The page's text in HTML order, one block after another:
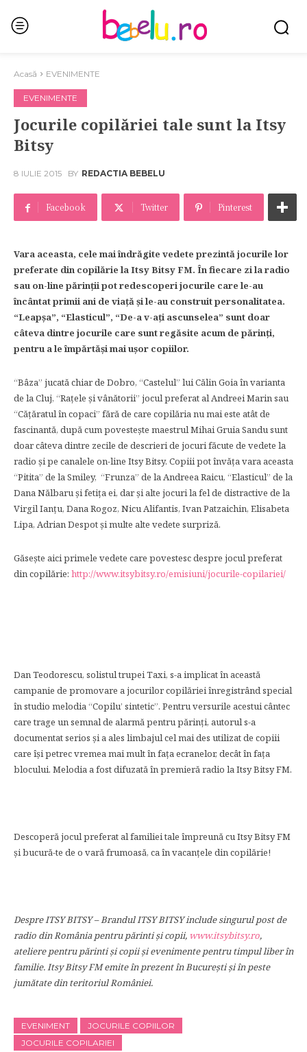
Acasă EVENIMENTE
EVENIMENTE
Jocurile copilăriei tale sunt la Itsy
Bitsy
8 IULIE 2015 BY REDACTIA BEBELU
Facebook Twitter Pinterest
Vara aceasta, cele mai îndrăgite vedete prezintă jocurile lor
preferate din copilărie la Itsy Bitsy FM. În fiecare zi la radio
sau on-line părinţii pot redescoperi jocurile care le-au
încântat primii ani de viaţă şi le-au construit personalitatea.
“Leapşa”, “Elasticul”, “De-a v-aţi ascunselea” sunt doar
câteva dintre jocurile care sunt regăsite acum de părinţi,
pentru a le împărtăşi mai uşor copiilor.
“Bâza” jucată chiar de Dobro, “Castelul” lui Călin Goia în varianta
de la Cluj, “Raţele şi vânătorii” jocul preferat al Andreei Marin sau
“Căţăratul în copaci” fără de care copilăria nu mai este atât de
fascinantă, după cum povesteşte maestrul Mihai Gruia Sandu sunt
doar câteva dintre zecile de descrieri de jocuri făcute de vedete la
radio şi pe canalele on-line Itsy Bitsy. Copiii pot învăţa vara aceasta
“Pitita” de la Smiley, “Frunza” de la Andreea Raicu, “Elasticul” de la
Dana Nălbaru şi fetiţa ei, dar şi alte jocuri la fel de distractive de la
Virgil Ianţu, Dana Rogoz, Nicu Alifantis, Ivan Patzaichin, Elisabeta
Lipa, Adrian Despot şi multe alte vedete surpriză.
Găseşte aici primele vedete care povestesc despre jocul preferat
din copilărie: http://www.itsybitsy.ro/emisiuni/jocurile-copilariei/
Dan Teodorescu, solistul trupei Taxi, s-a implicat în această
campanie de promovare a jocurilor copilăriei înregistrând special
în studio melodia “Copilu’ sintetic”. Pentru versurile acestui cântec
care trage un semnal de alarmă pentru părinţi, autorul s-a
documentat serios şi a ales limbajul cel mai des utilizat de copiii
care îşi petrec vremea mai mult în faţa ecranelor, decât în faţa
blocului. Melodia a fost difuzată în premieră radio la Itsy Bitsy FM.
Descoperă jocul preferat al familiei tale împreună cu Itsy Bitsy FM
şi bucură-te de o vară frumoasă, ca în vacanţele din copilărie!
Despre ITSY BITSY – Brandul ITSY BITSY include singurul post de
radio din România pentru părinti și copii, www.itsybitsy.ro,
ateliere pentru părinti și copii și evenimente pentru timpul liber în
familie. Itsy Bitsy FM emite în prezent în București și în peste
jumătate din teritoriul României.
EVENIMENT
JOCURILE COPIILOR
JOCURILE COPILARIEI